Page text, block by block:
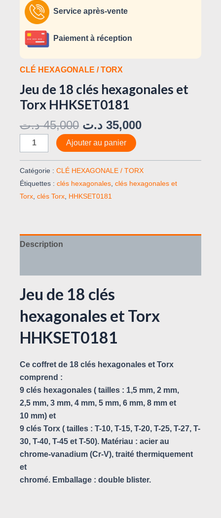
Service après-vente
Paiement à réception
CLÉ HEXAGONALE / TORX
Jeu de 18 clés hexagonales et
Torx HHKSET0181
45,000 د.ت 35,000 د.ت
Ajouter au panier
Catégorie : CLÉ HEXAGONALE / TORX
Étiquettes : clés hexagonales, clés hexagonales et
Torx, clés Torx, HHKSET0181
Description
Jeu de 18 clés
hexagonales et Torx
HHKSET0181
Ce coffret de 18 clés hexagonales et Torx
comprend :
9 clés hexagonales ( tailles : 1,5 mm, 2 mm,
2,5 mm, 3 mm, 4 mm, 5 mm, 6 mm, 8 mm et
10 mm) et
9 clés Torx ( tailles : T-10, T-15, T-20, T-25, T-27, T-
30, T-40, T-45 et T-50). Matériau : acier au
chrome-vanadium (Cr-V), traité thermiquement
et
chromé. Emballage : double blister.